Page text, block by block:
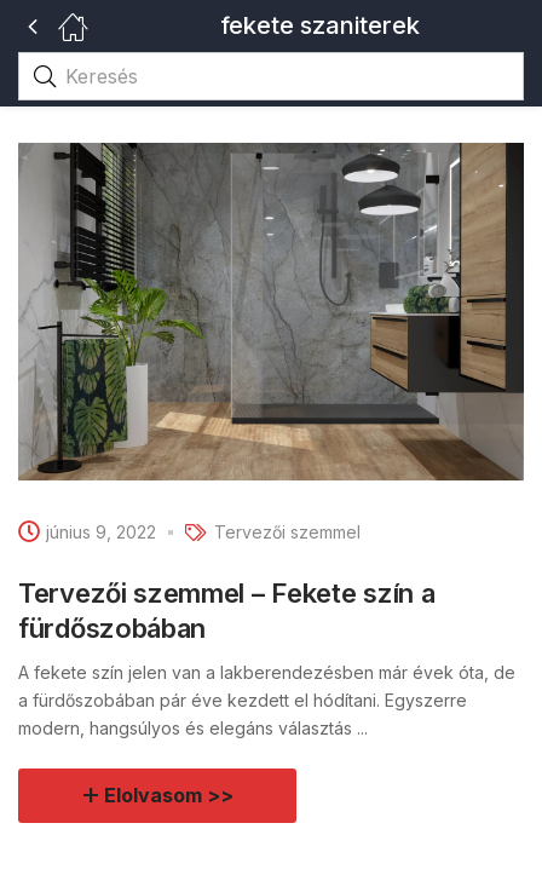
fekete szaniterek
június 9, 2022 Tervezői szemmel
Tervezői szemmel – Fekete szín a
fürdőszobában
A fekete szín jelen van a lakberendezésben már évek óta, de
a fürdőszobában pár éve kezdett el hódítani. Egyszerre
modern, hangsúlyos és elegáns választás ...
Elolvasom >>